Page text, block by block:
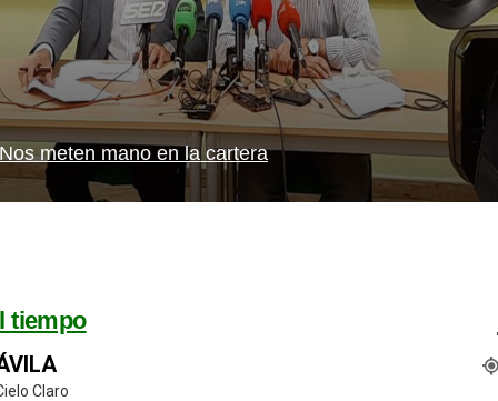
Nos meten mano en la cartera
tiempo
Claro